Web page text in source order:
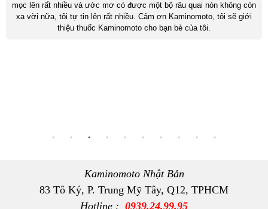
mọc lên rất nhiều và ước mơ có được một bộ râu quai nón không còn
xa vời nữa, tôi tự tin lên rất nhiều. Cảm ơn Kaminomoto, tôi sẽ giới
thiệu thuốc Kaminomoto cho bạn bè của tôi.
Kaminomoto Nhật Bản
83 Tô Ký, P. Trung Mỹ Tây, Q12, TPHCM
Hotline : 0939.24.99.95